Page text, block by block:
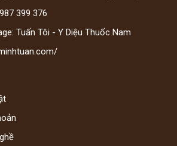
399 376
Tuấn Tôi - Y Diệu Thuốc Nam